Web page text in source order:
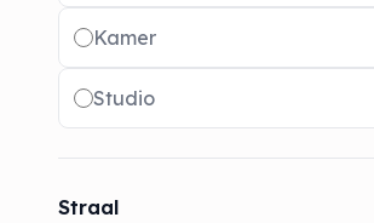
Kamer
Studio
Straal